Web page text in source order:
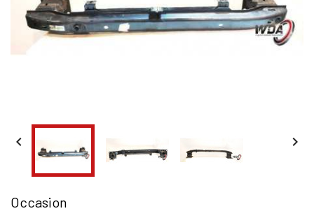
 
Occasion